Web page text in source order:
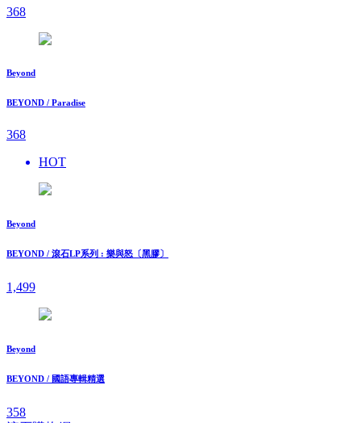
368
Beyond
BEYOND / Paradise
368
HOT
Beyond
BEYOND / 滾石LP系列 : 樂與怒〔黑膠〕
1,499
Beyond
BEYOND / 國語專輯精選
358